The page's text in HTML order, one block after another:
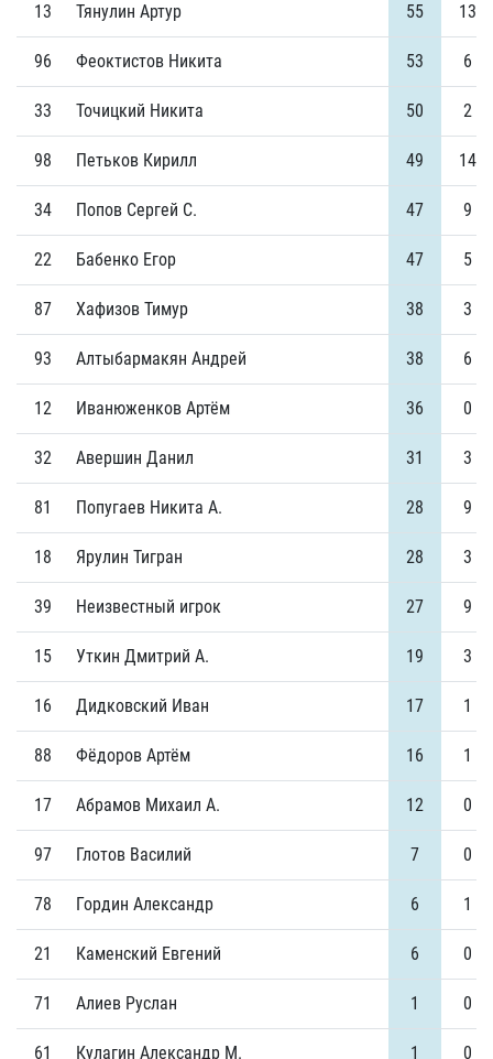
13 Тянулин Артур 55 13
96 Феоктистов Никита 53 6
33 Точицкий Никита 50 2
98 Петьков Кирилл 49 14
34 Попов Сергей С. 47 9
22 Бабенко Егор 47 5
87 Хафизов Тимур 38 3
93 Алтыбармакян Андрей 38 6
12 Иванюженков Артём 36 0
32 Авершин Данил 31 3
81 Попугаев Никита А. 28 9
18 Ярулин Тигран 28 3
39 Неизвестный игрок 27 9
15 Уткин Дмитрий А. 19 3
16 Дидковский Иван 17 1
88 Фёдоров Артём 16 1
17 Абрамов Михаил А. 12 0
97 Глотов Василий 7 0
78 Гордин Александр 6 1
21 Каменский Евгений 6 0
71 Алиев Руслан 1 0
61 Кулагин Александр М. 1 0